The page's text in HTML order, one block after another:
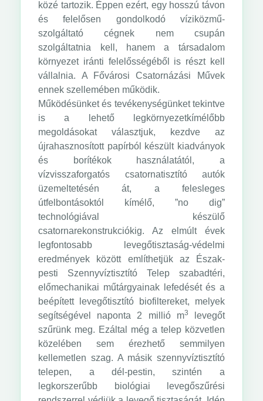
közé tartozik. Éppen ezért, egy hosszú távon
és felelősen gondolkodó víziközmű-
szolgáltató cégnek nem csupán
szolgáltatnia kell, hanem a társadalom
környezet iránti felelősségéből is részt kell
vállalnia. A Fővárosi Csatornázási Művek
ennek szellemében működik.
Működésünket és tevékenységünket tekintve
is a lehető legkörnyezetkímélőbb
megoldásokat választjuk, kezdve az
újrahasznosított papírból készült kiadványok
és borítékok használatától, a
vízvisszaforgatós csatornatisztító autók
üzemeltetésén át, a felesleges
útfelbontásoktól kímélő, ”no dig”
technológiával készülő
csatornarekonstrukciókig. Az elmúlt évek
legfontosabb levegőtisztaság-védelmi
eredmények között említhetjük az Észak-
pesti Szennyvíztisztító Telep szabadtéri,
előmechanikai műtárgyainak lefedését és a
beépített levegőtisztító biofiltereket, melyek
segítségével naponta 2 millió m3
levegőt
szűrünk meg. Ezáltal még a telep közvetlen
közelében sem érezhető semmilyen
kellemetlen szag. A másik szennyvíztisztító
telepen, a dél-pestin, szintén a
legkorszerűbb biológiai levegőszűrési